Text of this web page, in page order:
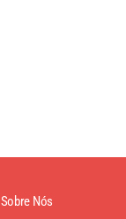
Sobre Nós